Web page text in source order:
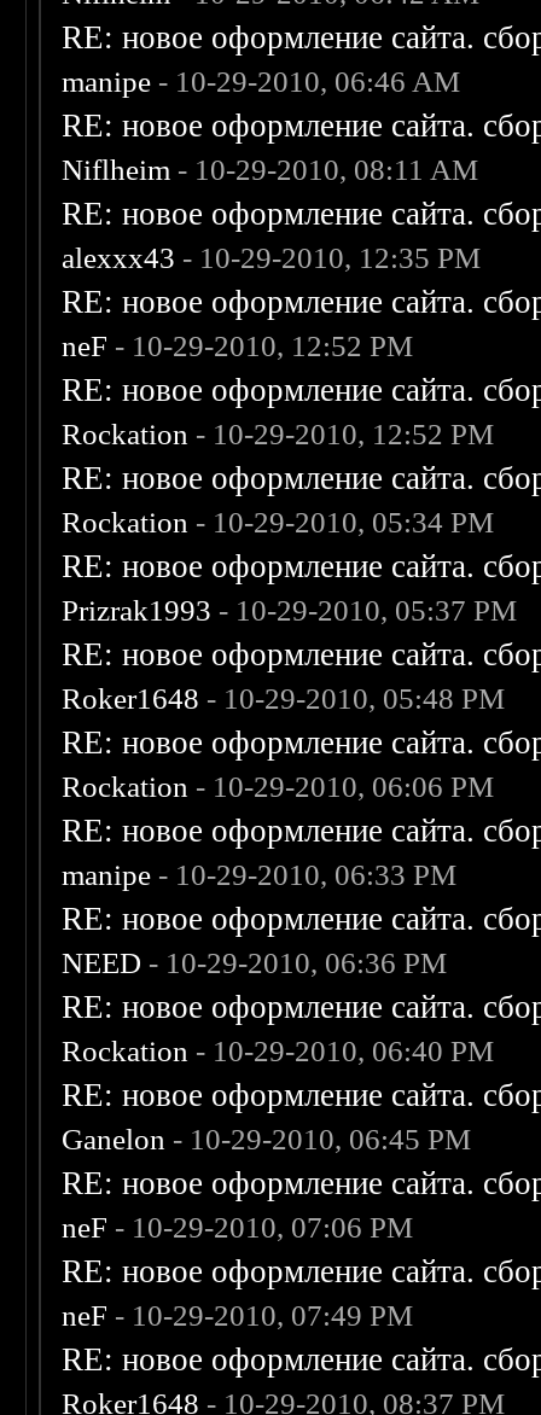
RE: новое оформление сайта.
manipe - 10-29-2010, 06:46 AM
RE: новое оформление сайта.
Niflheim - 10-29-2010, 08:11 AM
RE: новое оформление сайта.
alexxx43 - 10-29-2010, 12:35 PM
RE: новое оформление сайта.
neF - 10-29-2010, 12:52 PM
RE: новое оформление сайта.
Rockation - 10-29-2010, 12:52 PM
RE: новое оформление сайта.
Rockation - 10-29-2010, 05:34 PM
RE: новое оформление сайта.
Prizrak1993 - 10-29-2010, 05:37 PM
RE: новое оформление сайта.
Roker1648 - 10-29-2010, 05:48 PM
RE: новое оформление сайта.
Rockation - 10-29-2010, 06:06 PM
RE: новое оформление сайта.
manipe - 10-29-2010, 06:33 PM
RE: новое оформление сайта.
NEED - 10-29-2010, 06:36 PM
RE: новое оформление сайта.
Rockation - 10-29-2010, 06:40 PM
RE: новое оформление сайта.
Ganelon - 10-29-2010, 06:45 PM
RE: новое оформление сайта.
neF - 10-29-2010, 07:06 PM
RE: новое оформление сайта.
neF - 10-29-2010, 07:49 PM
RE: новое оформление сайта.
Roker1648 - 10-29-2010, 08:37 PM